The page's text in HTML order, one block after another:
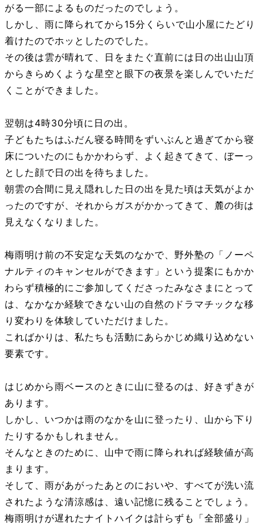
がる一部によるものだったのでしょう。
しかし、雨に降られてから15分くらいで山小屋にたどり
着けたのでホッとしたのでした。
その後は雲が晴れて、日をまたぐ直前には日の出山山頂
からきらめくような星空と眼下の夜景を楽しんでいただ
くことができました。
翌朝は4時30分頃に日の出。
子どもたちはふだん寝る時間をずいぶんと過ぎてから寝
床についたのにもかかわらず、よく起きてきて、ぼーっ
とした顔で日の出を待ちました。
朝雲の合間に見え隠れした日の出を見た頃は天気がよか
ったのですが、それからガスがかかってきて、麓の街は
見えなくなりました。
梅雨明け前の不安定な天気のなかで、野外塾の「ノーペ
ナルティのキャンセルができます」という提案にもかか
わらず積極的にご参加してくださったみなさまにとって
は、なかなか経験できない山の自然のドラマチックな移
り変わりを体験していただけました。
こればかりは、私たちも活動にあらかじめ織り込めない
要素です。
はじめから雨ベースのときに山に登るのは、好きずきが
あります。
しかし、いつかは雨のなかを山に登ったり、山から下り
たりするかもしれません。
そんなときのために、山中で雨に降られれば経験値が高
まります。
そして、雨があがったあとのにおいや、すべてが洗い流
されたような清涼感は、遠い記憶に残ることでしょう。
梅雨明けが遅れたナイトハイクは計らずも「全部盛り」